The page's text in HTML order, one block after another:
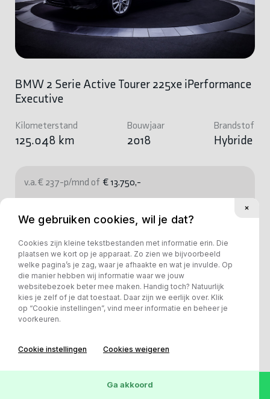
BMW 2 Serie Active Tourer 225xe iPerformance
Executive
Kilometerstand
125.048 km
Bouwjaar
2018
Brandstof
Hybride
v.a. € 237-p/mnd of € 13.750,-
Bekijk deze auto
We gebruiken cookies, wil je dat?
Cookies zijn kleine tekstbestanden met informatie erin. Die
plaatsen we kort op je apparaat. Zo zien we bijvoorbeeld
welke pagina’s je zag, waar je afhaakte en wat je invulde. Op
die manier hebben wij informatie waar we jouw
websitebezoek beter mee maken. Handig toch? Natuurlijk
kies je zelf of je dat toestaat. Daar zijn we eerlijk over. Klik
op “Cookie instellingen”, vind meer informatie en beheer je
voorkeuren.
Cookie instellingen Cookies weigeren
Ga akkoord